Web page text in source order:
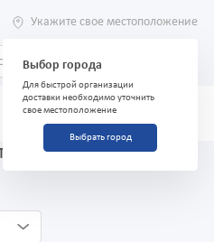
Укажите свое местоположение
Выбор города
Для быстрой организации
доставки необходимо уточнить
свое местоположение
Выбрать город
Бинт эластичный